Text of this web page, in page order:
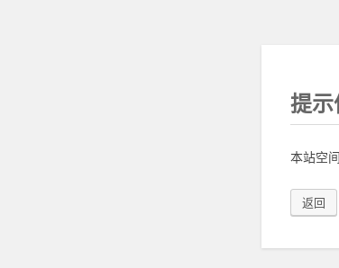
提示
本站空
返回